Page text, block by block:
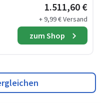
1.511,60 €
+ 9,99 € Versand
zum Shop